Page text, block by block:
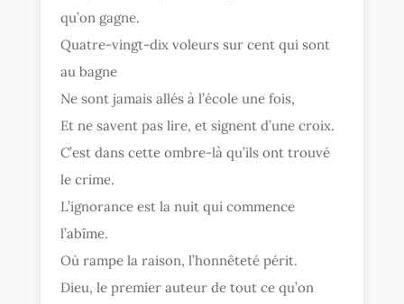
qu’on gagne.
Quatre-vingt-dix voleurs sur cent qui sont
au bagne
Ne sont jamais allés à l’école une fois,
Et ne savent pas lire, et signent d’une croix.
C’est dans cette ombre-là qu’ils ont trouvé
le crime.
L’ignorance est la nuit qui commence
l’abîme.
Où rampe la raison, l’honnêteté périt.
Dieu, le premier auteur de tout ce qu’on